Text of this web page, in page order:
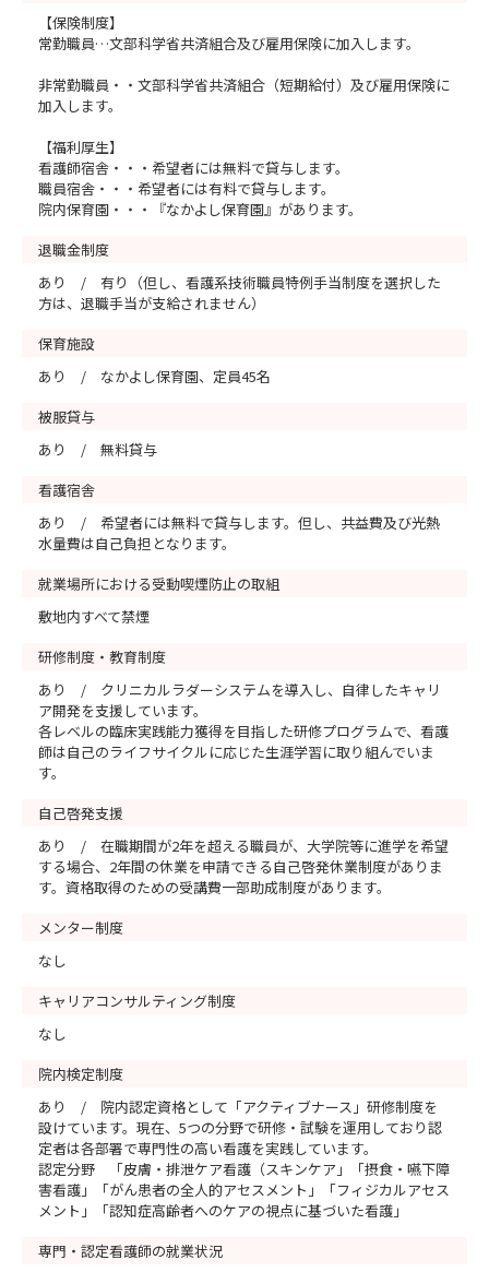
【保険制度】
常勤職員…文部科学省共済組合及び雇用保険に加入します。
非常勤職員・・文部科学省共済組合（短期給付）及び雇用保険に
加入します。
【福利厚生】
看護師宿舎・・・希望者には無料で貸与します。
職員宿舎・・・希望者には有料で貸与します。
院内保育園・・・『なかよし保育園』があります。
退職金制度
あり / 有り（但し、看護系技術職員特例手当制度を選択した
方は、退職手当が支給されません）
保育施設
あり / なかよし保育園、定員45名
被服貸与
あり / 無料貸与
看護宿舎
あり / 希望者には無料で貸与します。但し、共益費及び光熱
水量費は自己負担となります。
就業場所における受動喫煙防止の取組
敷地内すべて禁煙
研修制度・教育制度
あり / クリニカルラダーシステムを導入し、自律したキャリ
ア開発を支援しています。
各レベルの臨床実践能力獲得を目指した研修プログラムで、看護
師は自己のライフサイクルに応じた生涯学習に取り組んでいま
す。
自己啓発支援
あり / 在職期間が2年を超える職員が、大学院等に進学を希望
する場合、2年間の休業を申請できる自己啓発休業制度がありま
す。資格取得のための受講費一部助成制度があります。
メンター制度
なし
キャリアコンサルティング制度
なし
院内検定制度
あり / 院内認定資格として「アクティブナース」研修制度を
設けています。現在、5つの分野で研修・試験を運用しており認
定者は各部署で専門性の高い看護を実践しています。
認定分野 「皮膚・排泄ケア看護（スキンケア」「摂食・嚥下障
害看護」「がん患者の全人的アセスメント」「フィジカルアセス
メント」「認知症高齢者へのケアの視点に基づいた看護」
専門・認定看護師の就業状況